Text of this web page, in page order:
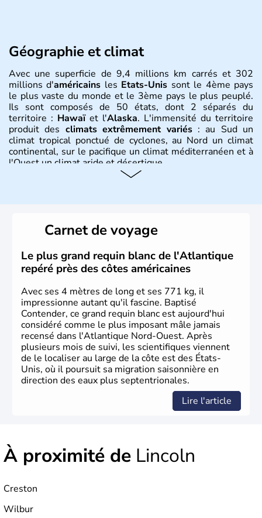
Géographie et climat
Avec une superficie de 9,4 millions km carrés et 302
millions d'américains les Etats-Unis sont le 4ème pays
le plus vaste du monde et le 3ème pays le plus peuplé.
Ils sont composés de 50 états, dont 2 séparés du
territoire : Hawaïet l'Alaska. L'immensité du territoire
produit des climats extrêmement variés: au Sud un
climat tropical ponctué de cyclones, au Nord un climat
continental, sur le pacifique un climat méditerranéen et à
l'Ouest un climat aride et désertique.
Plusieurs populations se sont succédées avant l'arrivée
des européens, suite à la découverte du continent par
Christophe Colomb en 1492. Les 13 colonies
britanniques proclament la Déclaration d'indépendance
en 1776 et adoptent leur première constitution en 1787.
La conquête de l'Ouest marque ensuite l'entrée dans une
phase de développement intense.
Carnet de voyage
Le plus grand requin blanc de l'Atlantique
repéré près des côtes américaines
Avec ses 4 mètres de long et ses 771 kg, il
impressionne autant qu'il fascine. Baptisé
Contender, ce grand requin blanc est aujourd'hui
considéré comme le plus imposant mâle jamais
recensé dans l'Atlantique Nord-Ouest. Après
plusieurs mois de suivi, les scientifiques viennent
de le localiser au large de la côte est des États-
Unis, où il poursuit sa migration saisonnière en
direction des eaux plus septentrionales.
Lire l'article
À proximité de Lincoln
Creston
Wilbur